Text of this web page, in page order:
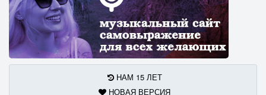
НАМ 15 ЛЕТ
НОВАЯ ВЕРСИЯ